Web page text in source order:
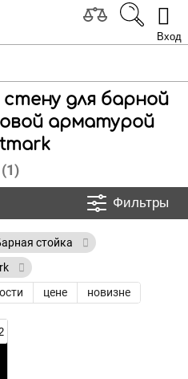
Вход
для барной
арматурой
(1)
Фильтры
стойка
цене новизне